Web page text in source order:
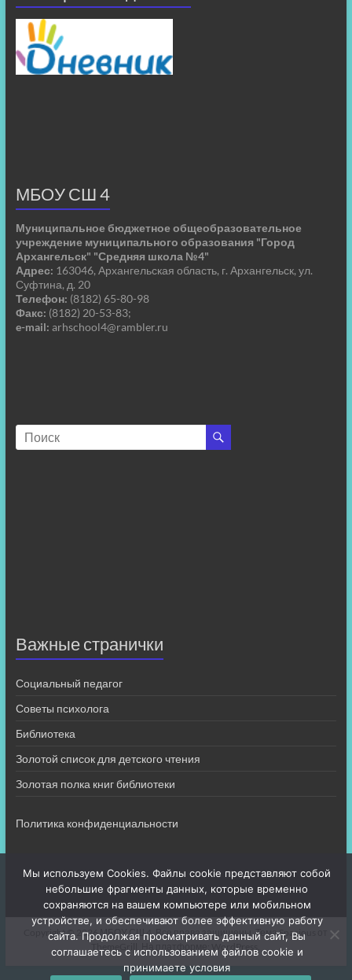
МБОУ СШ 4
Муниципальное бюджетное общеобразовательное
учреждение муниципального образования "Город
Архангельск" "Средняя школа №4"
Адрес: 163046, Архангельская область, г. Архангельск, ул.
Суфтина, д. 20
Телефон: (8182) 65-80-98
Факс: (8182) 20-53-83;
e-mail: arhschool4@rambler.ru
Важные странички
Социальный педагог
Советы психолога
Библиотека
Золотой список для детского чтения
Золотая полка книг библиотеки
Политика конфиденциальности
Copyright © 2026 МБОУ СШ 4. Все права защищены. ТемаSpacious
ThemeGrill. На платформе:
WordPress
Мы используем Cookies. Файлы cookie представляют собой
небольшие фрагменты данных, которые временно
сохраняются на вашем компьютере или мобильном
устройстве, и обеспечивают более эффективную работу
сайта. Продолжая просматривать данный сайт, Вы
соглашаетесь с использованием файлов cookie и
принимаете условия